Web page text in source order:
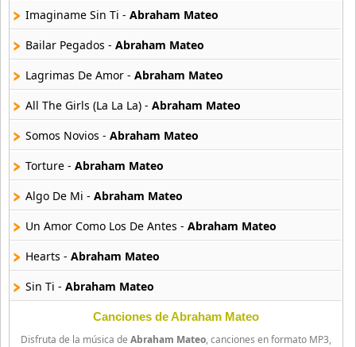
Jose Maria Napoleon
41 músicas online
Kika Edgar
13 músicas online
La Mafia
4 músicas online
Luis Fonsi
162 músicas online
Luis Santiago
88 músicas online
Marco Antonio Solis
165 músicas online
Imaginame Sin Ti - Abraham Mateo
Bailar Pegados - Abraham Mateo
Lagrimas De Amor - Abraham Mateo
All The Girls (La La La) - Abraham Mateo
Somos Novios - Abraham Mateo
Torture - Abraham Mateo
Algo De Mi - Abraham Mateo
Un Amor Como Los De Antes - Abraham Mateo
Hearts - Abraham Mateo
Sin Ti - Abraham Mateo
Como Yo Te Amo -Abraham Mateo
Canciones de Abraham Mateo
Disfruta de la música de Abraham Mateo, canciones en formato MP3,